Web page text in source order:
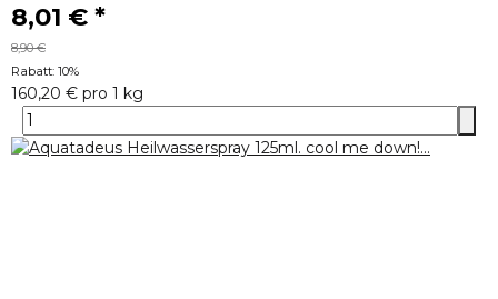
8,01 € *
8,90 €
Rabatt: 10%
160,20 € pro 1 kg